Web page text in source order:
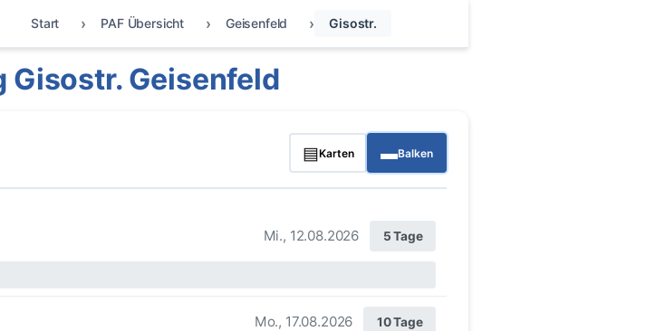
Start PAF Übersicht Geisenfeld Gisostr.
Gisostr. Geisenfeld
▤Karten ▬Balken
Mi., 12.08.2026 5 Tage
Mo., 17.08.2026 10 Tage